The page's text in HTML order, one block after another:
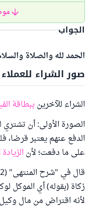
الجواب
الحمد لله والصلاة
صور الشراء للعملاء
الشراء للآخرينببطاقة
الصورة الأولى: أن تشتري
الدفع عنهم يعتبر
على ما دفعت؛ لأن
زكاة (بقوله) أي الموكل
لأنه اقتراض من مال